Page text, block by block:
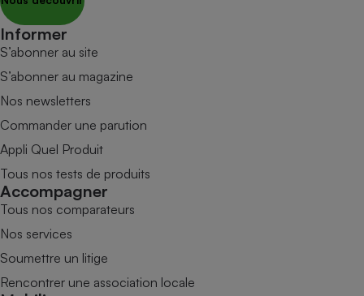
Informer
S’abonner au site
S’abonner au magazine
Nos newsletters
Commander une parution
Appli Quel Produit
Tous nos tests de produits
Accompagner
Tous nos comparateurs
Nos services
Soumettre un litige
Rencontrer une association locale